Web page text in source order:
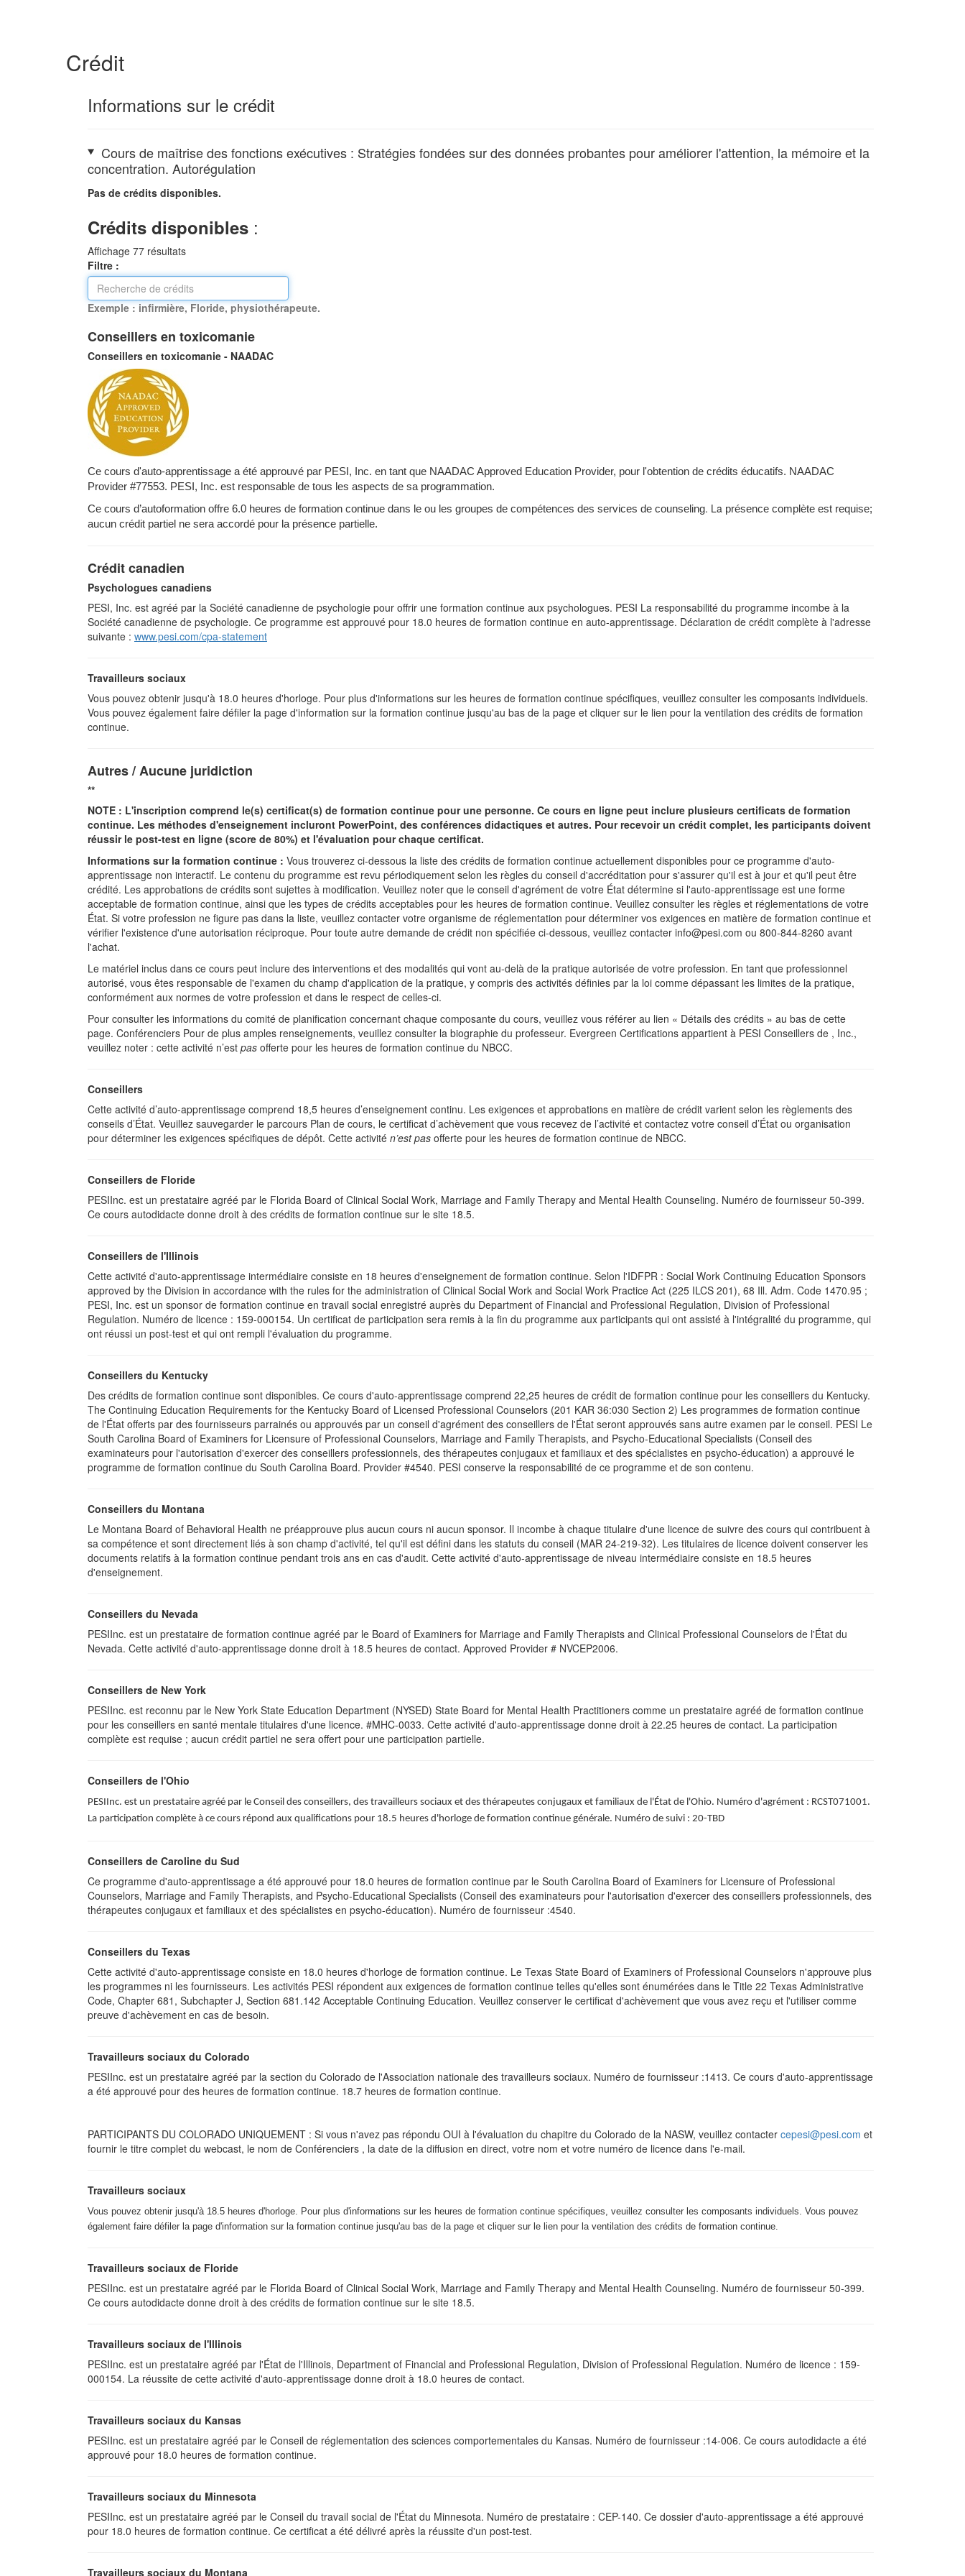
Crédit
Informations sur le crédit
Cours de maîtrise des fonctions exécutives : Stratégies fondées sur des données probantes pour améliorer l'attention, la mémoire et la
concentration. Autorégulation
Pas de crédits disponibles.
Crédits disponibles :
Affichage 77 résultats
Filtre :
Exemple : infirmière, Floride, physiothérapeute.
Conseillers en toxicomanie
Conseillers en toxicomanie - NAADAC
Ce cours d'auto-apprentissage a été approuvé par PESI, Inc. en tant que NAADAC Approved Education Provider, pour l'obtention de crédits éducatifs. NAADAC
Provider #77553. PESI, Inc. est responsable de tous les aspects de sa programmation.
Ce cours d’autoformation offre 6.0 heures de formation continue dans le ou les groupes de compétences des services de counseling. La présence complète est requise;
aucun crédit partiel ne sera accordé pour la présence partielle.
Crédit canadien
Psychologues canadiens
PESI, Inc. est agréé par la Société canadienne de psychologie pour offrir une formation continue aux psychologues. PESI La responsabilité du programme incombe à la
Société canadienne de psychologie. Ce programme est approuvé pour 18.0 heures de formation continue en auto-apprentissage. Déclaration de crédit complète à l'adresse
suivante : www.pesi.com/cpa-statement
Travailleurs sociaux
Vous pouvez obtenir jusqu'à 18.0 heures d'horloge. Pour plus d'informations sur les heures de formation continue spécifiques, veuillez consulter les composants individuels.
Vous pouvez également faire défiler la page d'information sur la formation continue jusqu'au bas de la page et cliquer sur le lien pour la ventilation des crédits de formation
continue.
Autres / Aucune juridiction
**
NOTE : L'inscription comprend le(s) certificat(s) de formation continue pour une personne. Ce cours en ligne peut inclure plusieurs certificats de formation
continue. Les méthodes d'enseignement incluront PowerPoint, des conférences didactiques et autres. Pour recevoir un crédit complet, les participants doivent
réussir le post-test en ligne (score de 80%) et l'évaluation pour chaque certificat.
Informations sur la formation continue : Vous trouverez ci-dessous la liste des crédits de formation continue actuellement disponibles pour ce programme d'auto-
apprentissage non interactif. Le contenu du programme est revu périodiquement selon les règles du conseil d'accréditation pour s'assurer qu'il est à jour et qu'il peut être
crédité. Les approbations de crédits sont sujettes à modification. Veuillez noter que le conseil d'agrément de votre État détermine si l'auto-apprentissage est une forme
acceptable de formation continue, ainsi que les types de crédits acceptables pour les heures de formation continue. Veuillez consulter les règles et réglementations de votre
État. Si votre profession ne figure pas dans la liste, veuillez contacter votre organisme de réglementation pour déterminer vos exigences en matière de formation continue et
vérifier l'existence d'une autorisation réciproque. Pour toute autre demande de crédit non spécifiée ci-dessous, veuillez contacter info@pesi.com ou 800-844-8260 avant
l'achat.
Le matériel inclus dans ce cours peut inclure des interventions et des modalités qui vont au-delà de la pratique autorisée de votre profession. En tant que professionnel
autorisé, vous êtes responsable de l'examen du champ d'application de la pratique, y compris des activités définies par la loi comme dépassant les limites de la pratique,
conformément aux normes de votre profession et dans le respect de celles-ci.
Pour consulter les informations du comité de planification concernant chaque composante du cours, veuillez vous référer au lien « Détails des crédits » au bas de cette
page. Conférenciers Pour de plus amples renseignements, veuillez consulter la biographie du professeur. Evergreen Certifications appartient à PESI Conseillers de , Inc.,
veuillez noter : cette activité n’est pas offerte pour les heures de formation continue du NBCC.
Conseillers
Cette activité d’auto-apprentissage comprend 18,5 heures d’enseignement continu. Les exigences et approbations en matière de crédit varient selon les règlements des
conseils d’État. Veuillez sauvegarder le parcours Plan de cours, le certificat d’achèvement que vous recevez de l’activité et contactez votre conseil d’État ou organisation
pour déterminer les exigences spécifiques de dépôt. Cette activité n’est pas offerte pour les heures de formation continue de NBCC.
Conseillers de Floride
PESIInc. est un prestataire agréé par le Florida Board of Clinical Social Work, Marriage and Family Therapy and Mental Health Counseling. Numéro de fournisseur 50-399.
Ce cours autodidacte donne droit à des crédits de formation continue sur le site 18.5.
Conseillers de l'Illinois
Cette activité d'auto-apprentissage intermédiaire consiste en 18 heures d'enseignement de formation continue. Selon l'IDFPR : Social Work Continuing Education Sponsors
approved by the Division in accordance with the rules for the administration of Clinical Social Work and Social Work Practice Act (225 ILCS 201), 68 Ill. Adm. Code 1470.95 ;
PESI, Inc. est un sponsor de formation continue en travail social enregistré auprès du Department of Financial and Professional Regulation, Division of Professional
Regulation. Numéro de licence : 159-000154. Un certificat de participation sera remis à la fin du programme aux participants qui ont assisté à l'intégralité du programme, qui
ont réussi un post-test et qui ont rempli l'évaluation du programme.
Conseillers du Kentucky
Des crédits de formation continue sont disponibles. Ce cours d'auto-apprentissage comprend 22,25 heures de crédit de formation continue pour les conseillers du Kentucky.
The Continuing Education Requirements for the Kentucky Board of Licensed Professional Counselors (201 KAR 36:030 Section 2) Les programmes de formation continue
de l'État offerts par des fournisseurs parrainés ou approuvés par un conseil d'agrément des conseillers de l'État seront approuvés sans autre examen par le conseil. PESI Le
South Carolina Board of Examiners for Licensure of Professional Counselors, Marriage and Family Therapists, and Psycho-Educational Specialists (Conseil des
examinateurs pour l'autorisation d'exercer des conseillers professionnels, des thérapeutes conjugaux et familiaux et des spécialistes en psycho-éducation) a approuvé le
programme de formation continue du South Carolina Board. Provider #4540. PESI conserve la responsabilité de ce programme et de son contenu.
Conseillers du Montana
Le Montana Board of Behavioral Health ne préapprouve plus aucun cours ni aucun sponsor. Il incombe à chaque titulaire d'une licence de suivre des cours qui contribuent à
sa compétence et sont directement liés à son champ d'activité, tel qu'il est défini dans les statuts du conseil (MAR 24-219-32). Les titulaires de licence doivent conserver les
documents relatifs à la formation continue pendant trois ans en cas d'audit. Cette activité d'auto-apprentissage de niveau intermédiaire consiste en 18.5 heures
d'enseignement.
Conseillers du Nevada
PESIInc. est un prestataire de formation continue agréé par le Board of Examiners for Marriage and Family Therapists and Clinical Professional Counselors de l'État du
Nevada. Cette activité d'auto-apprentissage donne droit à 18.5 heures de contact. Approved Provider # NVCEP2006.
Conseillers de New York
PESIInc. est reconnu par le New York State Education Department (NYSED) State Board for Mental Health Practitioners comme un prestataire agréé de formation continue
pour les conseillers en santé mentale titulaires d'une licence. #MHC-0033. Cette activité d'auto-apprentissage donne droit à 22.25 heures de contact. La participation
complète est requise ; aucun crédit partiel ne sera offert pour une participation partielle.
Conseillers de l'Ohio
PESIInc. est un prestataire agréé par le Conseil des conseillers, des travailleurs sociaux et des thérapeutes conjugaux et familiaux de l'État de l'Ohio. Numéro d'agrément : RCST071001.
La participation complète à ce cours répond aux qualifications pour 18.5 heures d'horloge de formation continue générale. Numéro de suivi : 20-TBD
Conseillers de Caroline du Sud
Ce programme d'auto-apprentissage a été approuvé pour 18.0 heures de formation continue par le South Carolina Board of Examiners for Licensure of Professional
Counselors, Marriage and Family Therapists, and Psycho-Educational Specialists (Conseil des examinateurs pour l'autorisation d'exercer des conseillers professionnels, des
thérapeutes conjugaux et familiaux et des spécialistes en psycho-éducation). Numéro de fournisseur :4540.
Conseillers du Texas
Cette activité d'auto-apprentissage consiste en 18.0 heures d'horloge de formation continue. Le Texas State Board of Examiners of Professional Counselors n'approuve plus
les programmes ni les fournisseurs. Les activités PESI répondent aux exigences de formation continue telles qu'elles sont énumérées dans le Title 22 Texas Administrative
Code, Chapter 681, Subchapter J, Section 681.142 Acceptable Continuing Education. Veuillez conserver le certificat d'achèvement que vous avez reçu et l'utiliser comme
preuve d'achèvement en cas de besoin.
Travailleurs sociaux du Colorado
PESIInc. est un prestataire agréé par la section du Colorado de l'Association nationale des travailleurs sociaux. Numéro de fournisseur :1413. Ce cours d'auto-apprentissage
a été approuvé pour des heures de formation continue. 18.7 heures de formation continue.
PARTICIPANTS DU COLORADO UNIQUEMENT : Si vous n'avez pas répondu OUI à l'évaluation du chapitre du Colorado de la NASW, veuillez contacter cepesi@pesi.com et
fournir le titre complet du webcast, le nom de Conférenciers , la date de la diffusion en direct, votre nom et votre numéro de licence dans l'e-mail.
Travailleurs sociaux
Vous pouvez obtenir jusqu'à 18.5 heures d'horloge. Pour plus d'informations sur les heures de formation continue spécifiques, veuillez consulter les composants individuels. Vous pouvez
également faire défiler la page d'information sur la formation continue jusqu'au bas de la page et cliquer sur le lien pour la ventilation des crédits de formation continue.
Travailleurs sociaux de Floride
PESIInc. est un prestataire agréé par le Florida Board of Clinical Social Work, Marriage and Family Therapy and Mental Health Counseling. Numéro de fournisseur 50-399.
Ce cours autodidacte donne droit à des crédits de formation continue sur le site 18.5.
Travailleurs sociaux de l'Illinois
PESIInc. est un prestataire agréé par l'État de l'Illinois, Department of Financial and Professional Regulation, Division of Professional Regulation. Numéro de licence : 159-
000154. La réussite de cette activité d'auto-apprentissage donne droit à 18.0 heures de contact.
Travailleurs sociaux du Kansas
PESIInc. est un prestataire agréé par le Conseil de réglementation des sciences comportementales du Kansas. Numéro de fournisseur :14-006. Ce cours autodidacte a été
approuvé pour 18.0 heures de formation continue.
Travailleurs sociaux du Minnesota
PESIInc. est un prestataire agréé par le Conseil du travail social de l'État du Minnesota. Numéro de prestataire : CEP-140. Ce dossier d'auto-apprentissage a été approuvé
pour 18.0 heures de formation continue. Ce certificat a été délivré après la réussite d'un post-test.
Travailleurs sociaux du Montana